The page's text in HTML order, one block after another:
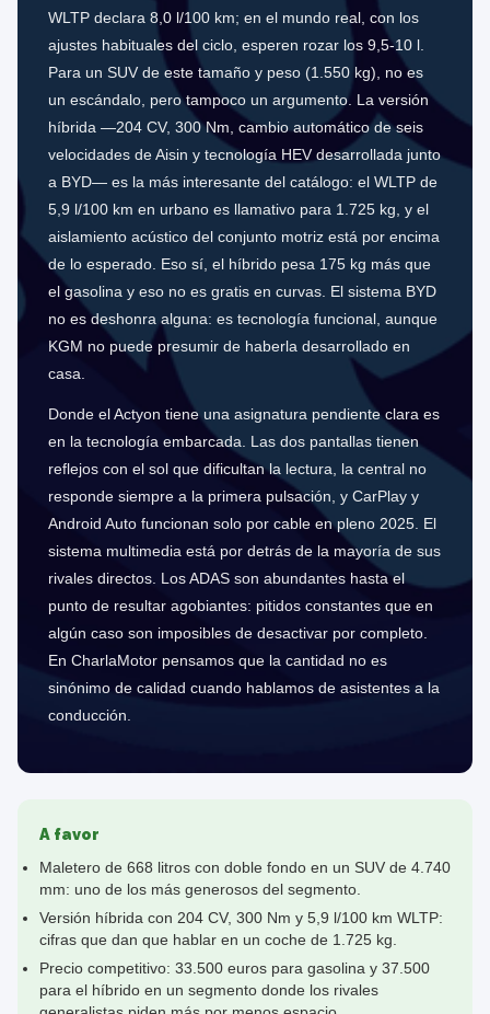
WLTP declara 8,0 l/100 km; en el mundo real, con los
ajustes habituales del ciclo, esperen rozar los 9,5-10 l.
Para un SUV de este tamaño y peso (1.550 kg), no es
un escándalo, pero tampoco un argumento. La versión
híbrida —204 CV, 300 Nm, cambio automático de seis
velocidades de Aisin y tecnología HEV desarrollada junto
a BYD— es la más interesante del catálogo: el WLTP de
5,9 l/100 km en urbano es llamativo para 1.725 kg, y el
aislamiento acústico del conjunto motriz está por encima
de lo esperado. Eso sí, el híbrido pesa 175 kg más que
el gasolina y eso no es gratis en curvas. El sistema BYD
no es deshonra alguna: es tecnología funcional, aunque
KGM no puede presumir de haberla desarrollado en
casa.
Donde el Actyon tiene una asignatura pendiente clara es
en la tecnología embarcada. Las dos pantallas tienen
reflejos con el sol que dificultan la lectura, la central no
responde siempre a la primera pulsación, y CarPlay y
Android Auto funcionan solo por cable en pleno 2025. El
sistema multimedia está por detrás de la mayoría de sus
rivales directos. Los ADAS son abundantes hasta el
punto de resultar agobiantes: pitidos constantes que en
algún caso son imposibles de desactivar por completo.
En CharlaMotor pensamos que la cantidad no es
sinónimo de calidad cuando hablamos de asistentes a la
conducción.
A favor
Maletero de 668 litros con doble fondo en un SUV de 4.740
mm: uno de los más generosos del segmento.
Versión híbrida con 204 CV, 300 Nm y 5,9 l/100 km WLTP:
cifras que dan que hablar en un coche de 1.725 kg.
Precio competitivo: 33.500 euros para gasolina y 37.500
para el híbrido en un segmento donde los rivales